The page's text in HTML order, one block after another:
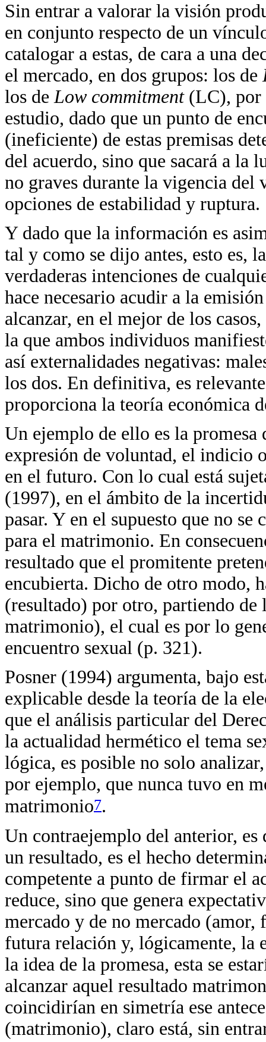
Sin entrar a valorar la visión
en conjunto respecto de un
catalogar a estas, de cara a una
el mercado, en dos grupos: los de
los deLow commitment (LC), por
estudio, dado que un punto de
(ineficiente) de estas premisas
del acuerdo, sino que sacará a la
no graves durante la vigencia
opciones de estabilidad y ruptura.
Y dado que la información es
tal y como se dijo antes, esto es,
verdaderas intenciones de
hace necesario acudir a la
alcanzar, en el mejor de los
la que ambos individuos
así externalidades negativas:
los dos. En definitiva, es
proporciona la teoría económica
Un ejemplo de ello es la
expresión de voluntad, el indicio
en el futuro. Con lo cual está
(1997), en el ámbito de la
pasar. Y en el supuesto que no
para el matrimonio. En
resultado que el promitente
encubierta. Dicho de otro modo,
(resultado) por otro, partiendo de
matrimonio), el cual es por lo
encuentro sexual (p. 321).
Posner (1994) argumenta, bajo
explicable desde la teoría de la
que el análisis particular del
la actualidad hermético el tema
lógica, es posible no solo
por ejemplo, que nunca tuvo en
matrimonio7.
Un contraejemplo del anterior,
un resultado, es el hecho
competente a punto de firmar el
reduce, sino que genera
mercado y de no mercado
futura relación y, lógicamente, la
la idea de la promesa, esta se
alcanzar aquel resultado
coincidirían en simetría ese
(matrimonio), claro está, sin